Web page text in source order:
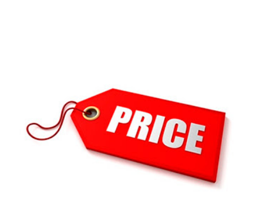
техник одна из которых как раз эйртач. Что такое
обратный хендтач? Так же если очень кратко и
понятно, то это когда из однотонного блонда
делают рельефное окрашивание . Звоните сейчас
Мастер Виктория тел: (активная ссылка) тел +380 99
423 8294 тел +380 98 398 5891 Примеры других